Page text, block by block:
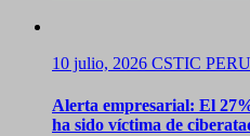
10 julio, 2026 CSTIC PERU
Alerta empresarial: El
ha sido víctima de